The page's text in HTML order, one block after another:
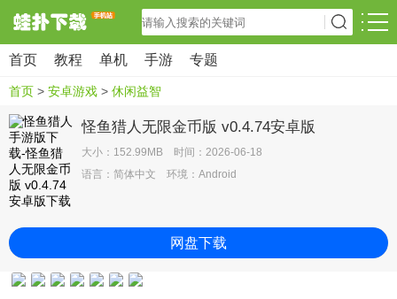
首页 教程 单机 手游 专题
首页 > 安卓游戏 > 休闲益智
怪鱼猎人无限金币版 v0.4.74安卓版
大小：152.99MB 时间：2026-06-18
语言：简体中文 环境：Android
网盘下载